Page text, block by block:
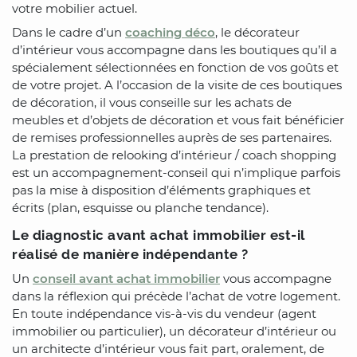
votre mobilier actuel.
Dans le cadre d’un coaching déco, le décorateur
d’intérieur vous accompagne dans les boutiques qu’il a
spécialement sélectionnées en fonction de vos goûts et
de votre projet. A l’occasion de la visite de ces boutiques
de décoration, il vous conseille sur les achats de
meubles et d’objets de décoration et vous fait bénéficier
de remises professionnelles auprès de ses partenaires.
La prestation de relooking d’intérieur / coach shopping
est un accompagnement-conseil qui n’implique parfois
pas la mise à disposition d’éléments graphiques et
écrits (plan, esquisse ou planche tendance).
Le diagnostic avant achat immobilier est-il
réalisé de manière indépendante ?
Un conseil avant achat immobilier vous accompagne
dans la réflexion qui précède l’achat de votre logement.
En toute indépendance vis-à-vis du vendeur (agent
immobilier ou particulier), un décorateur d’intérieur ou
un architecte d’intérieur vous fait part, oralement, de